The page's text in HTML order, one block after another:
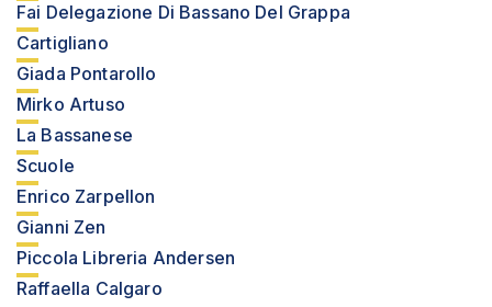
Fai Delegazione Di Bassano Del Grappa
Cartigliano
Giada Pontarollo
Mirko Artuso
La Bassanese
Scuole
Enrico Zarpellon
Gianni Zen
Piccola Libreria Andersen
Raffaella Calgaro